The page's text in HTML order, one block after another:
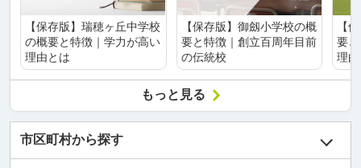
【保存版】瑞穂ヶ丘中学校
の概要と特徴｜学力が高い
理由とは
【保存版】御劔小学校の概
要と特徴｜創立百周年目前
の伝統校
【
要
理
もっと見る
市区町村から探す